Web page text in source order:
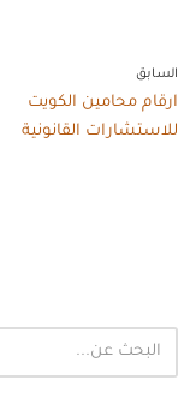
السابق
ارقام محامين الكويت
للاستشارات القانونية